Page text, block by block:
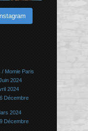
/ Momie Paris
2024
2024
Décembre
2024
Décembre